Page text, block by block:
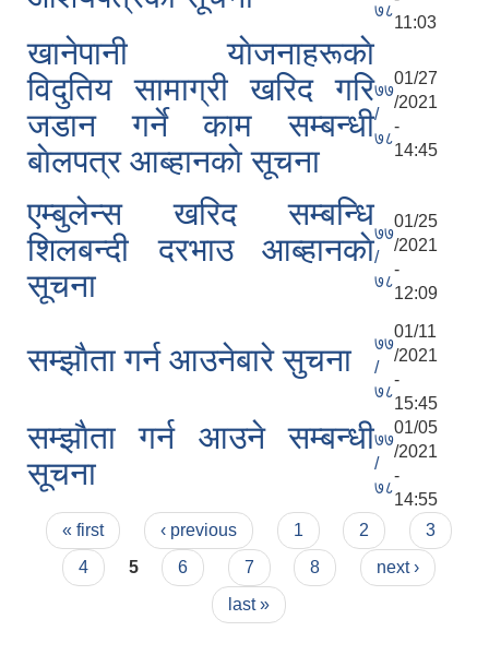
७८
11:03
खानेपानी याेजनाहरूकाे
विदुतिय सामाग्री खरिद गरि
जडान गर्ने काम सम्बन्धी
बाेलपत्र आब्हानकाे सूचना
७७
/
७८
01/27
/2021
-
14:45
एम्बुलेन्स खरिद सम्बन्धि
शिलबन्दी दरभाउ आब्हानकाे
सूचना
७७
/
७८
01/25
/2021
-
12:09
सम्झाैता गर्न आउनेबारे सुचना
७७
/
७८
01/11
/2021
-
15:45
सम्झाैता गर्न आउने सम्बन्धी
सूचना
७७
/
७८
01/05
/2021
-
14:55
Pages
« first ‹ previous 1 2
3
4
5 6 7 8
next ›
last »